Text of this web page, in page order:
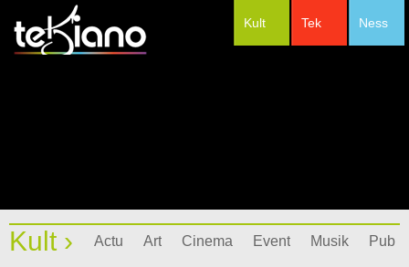
Ness
Tek
Kult
Kult › Actu Art Cinema Event Musik Pub